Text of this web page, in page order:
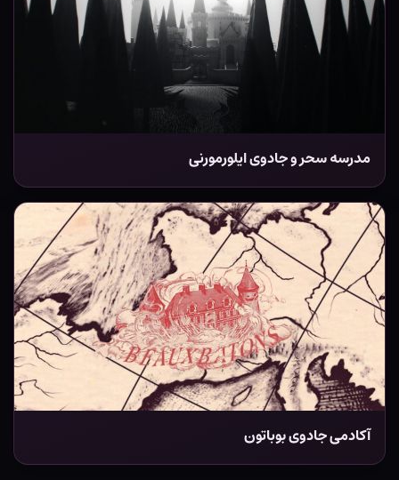
مدرسه سحر و جادوی ایلورمورنی
آکادمی جادوی بوباتون